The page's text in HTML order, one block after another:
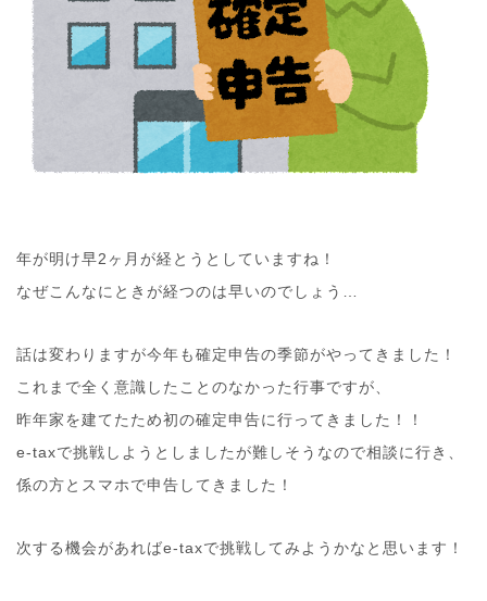
年が明け早2ヶ月が経とうとしていますね！
なぜこんなにときが経つのは早いのでしょう…
話は変わりますが今年も確定申告の季節がやってきました！
これまで全く意識したことのなかった行事ですが、
昨年家を建てたため初の確定申告に行ってきました！！
e-taxで挑戦しようとしましたが難しそうなので相談に行き、
係の方とスマホで申告してきました！
次する機会があればe-taxで挑戦してみようかなと思います！